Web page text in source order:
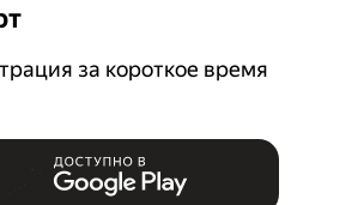
за короткое время